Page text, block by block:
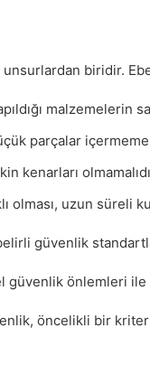
biridir.
malzemelerin
parçalar
kenarları
olması, uzun süreli
güvenlik
güvenlik önlemleri
öncelikli bir kriter